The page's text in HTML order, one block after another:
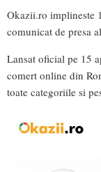
Okazii.ro implineste
comunicat de presa
Lansat oficial pe 15
comert online din
toate categoriile si